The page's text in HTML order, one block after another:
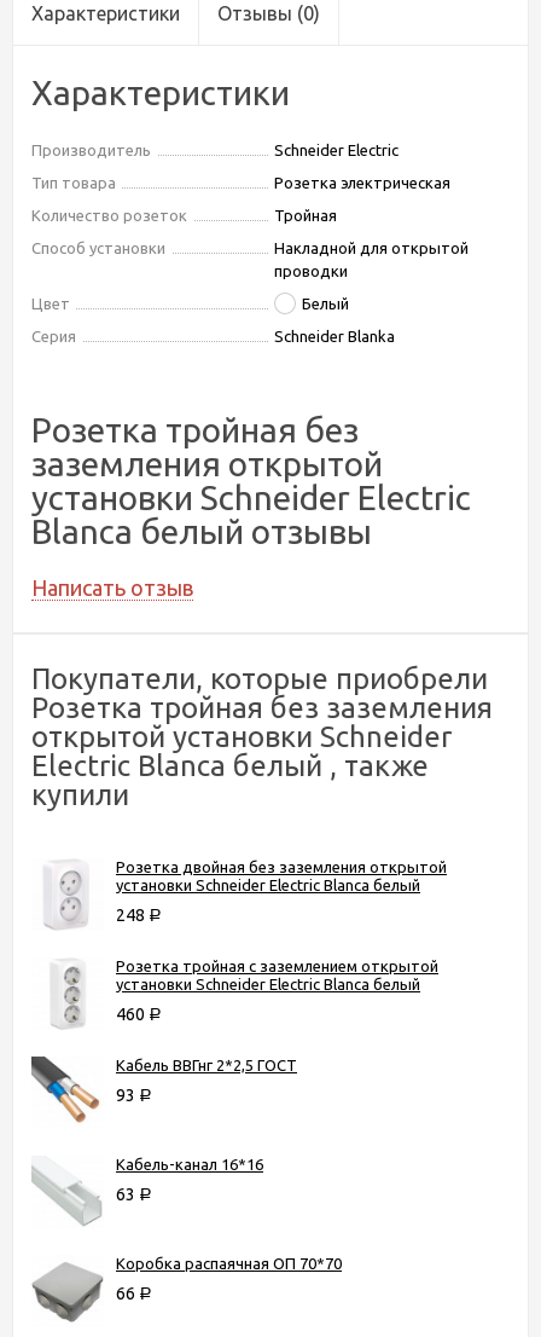
Характеристики Отзывы (0)
Характеристики
Производитель
Schneider Electric
Тип товара
Розетка электрическая
Количество розеток
Тройная
Способ установки
Накладной для открытой
проводки
Цвет
Белый
Серия
Schneider Blanka
Розетка тройная без
заземления открытой
установки Schneider Electric
Blanca белый отзывы
Написать отзыв
Покупатели, которые приобрели
Розетка тройная без заземления
открытой установки Schneider
Electric Blanca белый , также
купили
Розетка двойная без заземления открытой
установки Schneider Electric Blanca белый
248 Р
Розетка тройная с заземлением открытой
установки Schneider Electric Blanca белый
460 Р
Кабель ВВГнг 2*2,5 ГОСТ
93 Р
Кабель-канал 16*16
63 Р
Коробка распаячная ОП 70*70
66 Р